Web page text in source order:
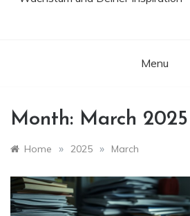
Menu
Month: March 2025
Home » 2025 » March